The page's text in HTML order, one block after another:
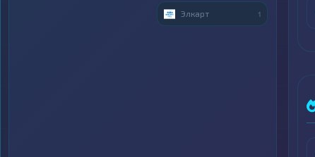
Элкарт 1